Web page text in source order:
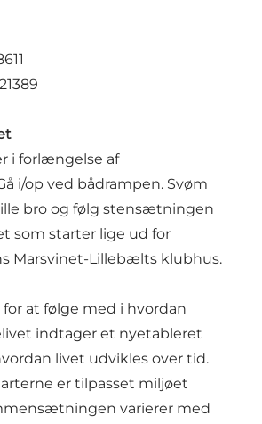
i forlængelse af
i/op ved bådrampen. Svøm
bro og følg stensætningen
som starter lige ud for
Marsvinet-Lillebælts klubhus.
at følge med i hvordan
indtager et nyetableret
livet udvikles over tid.
er tilpasset miljøet
varierer med